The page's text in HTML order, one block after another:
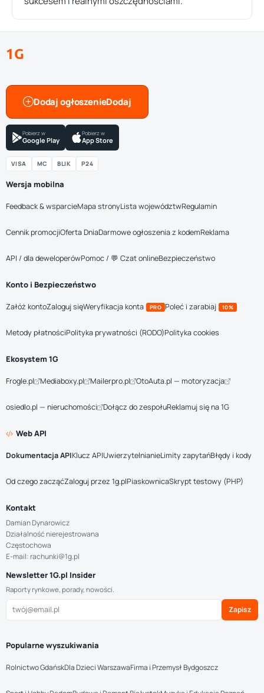
1G
Dodaj ogłoszenie
Pobierz w
Google Play
Pobierz w
App Store
VISA MC BLIK P24
Wersja mobilna
Feedback & wsparcieMapa stronyLista województwRegulamin
Cennik promocjiOferta DniaDarmowe ogłoszenia z kodemReklama
API / dla deweloperówPomoc / 💬 Czat onlineBezpieczeństwo
Konto i Bezpieczeństwo
Załóż kontoZaloguj sięWeryfikacja konta PRO Poleć i zarabiaj 10%
Metody płatnościPolityka prywatności (RODO)Polityka cookies
Ekosystem 1G
Frogle.pl Mediaboxy.pl Mailerpro.pl OtoAuta.pl — motoryzacja
osiedlo.pl — nieruchomości Dołącz do zespołuReklamuj się na 1G
Web API
Dokumentacja APIKlucz APIUwierzytelnianieLimity zapytańBłędy i kody
Od czego zacząćZaloguj przez 1g.plPiaskownicaSkrypt testowy (PHP)
Kontakt
Damian Dynarowicz
Działalność nierejestrowana
Częstochowa
E-mail: rachunki@1g.pl
Newsletter 1G.pl Insider
Raporty rynkowe, porady, nowości.
Zapisz
Popularne wyszukiwania
Rolnictwo GdańskDla Dzieci WarszawaFirma i Przemysł Bydgoszcz